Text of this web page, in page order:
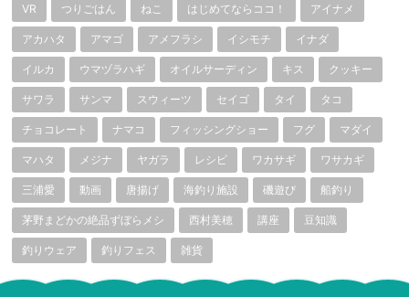
VR つりごはん ねこ はじめてならココ！ アイナメ
アカハタ アマゴ アメフラシ イシモチ イナダ
イルカ ウマヅラハギ オイルサーディン キス クッキー
サワラ サンマ スウィーツ セイゴ タイ タコ
チョコレート ナマコ フィッシングショー フグ マダイ
マハタ メジナ ヤガラ レシピ ワカサギ ワサカギ
三浦愛 動画 唐揚げ 海釣り施設 磯遊び 船釣り
茅野まどかの絶品ずぼらメシ 西村美穂 講座 豆知識
釣りウェア 釣りフェス 雑貨